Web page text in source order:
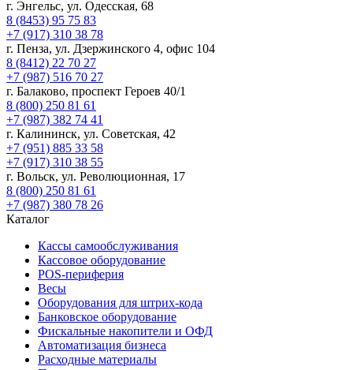
г. Энгельс, ул. Одесская, 68
8 (8453) 95 75 83
+7 (917) 310 38 78
г. Пенза, ул. Дзержинского 4, офис 104
8 (8412) 22 70 27
+7 (987) 516 70 27
г. Балаково, проспект Героев 40/1
8 (800) 250 81 61
+7 (987) 382 74 41
г. Калининск, ул. Советская, 42
+7 (951) 885 33 58
+7 (917) 310 38 55
г. Вольск, ул. Революционная, 17
8 (800) 250 81 61
+7 (987) 380 78 26
Каталог
Кассы самообслуживания
Кассовое оборудование
POS-периферия
Весы
Оборудования для штрих-кода
Банковское оборудование
Фискальные накопители и ОФД
Автоматизация бизнеса
Расходные материалы